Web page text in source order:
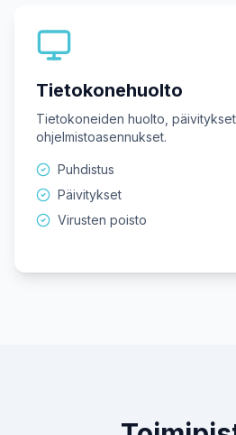
Tietokonehuolto
Tietokoneiden huolto,
ohjelmistoasennukset.
Puhdistus
Päivitykset
Virusten poisto